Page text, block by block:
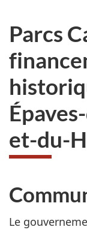
ici :
Parcs
et-du-
Le